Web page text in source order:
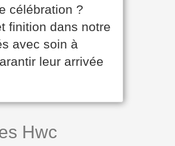
célébration ?
finition dans notre
avec soin à
leur arrivée
Hwc